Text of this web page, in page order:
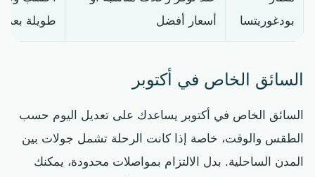
بودغوريتسا
أسعار أفضل
طويلة بعد
السائق الخاص في أكتوبر
السائق الخاص في أكتوبر يساعدك على تعديل اليوم حسب
الطقس والوقت، خاصة إذا كانت الرحلة تشمل جولات بين
المدن الساحلية. بدل الالتزام بمواصلات محدودة، يمكنك